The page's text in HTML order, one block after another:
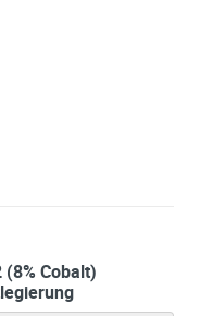
Cobalt)